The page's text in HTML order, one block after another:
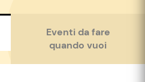
Eventi da fare
quando vuoi